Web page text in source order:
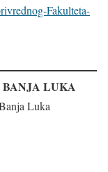
Fakulteta-
LUKA
Luka